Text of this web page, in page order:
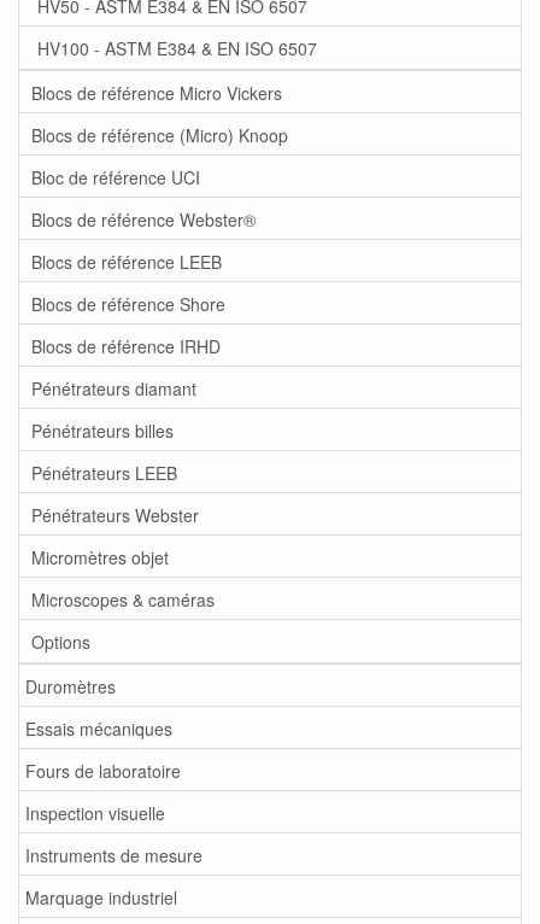
HV50 - ASTM E384 & EN ISO 6507
HV100 - ASTM E384 & EN ISO 6507
Blocs de référence Micro Vickers
Blocs de référence (Micro) Knoop
Bloc de référence UCI
Blocs de référence Webster®
Blocs de référence LEEB
Blocs de référence Shore
Blocs de référence IRHD
Pénétrateurs diamant
Pénétrateurs billes
Pénétrateurs LEEB
Pénétrateurs Webster
Micromètres objet
Microscopes & caméras
Options
Duromètres
Essais mécaniques
Fours de laboratoire
Inspection visuelle
Instruments de mesure
Marquage industriel